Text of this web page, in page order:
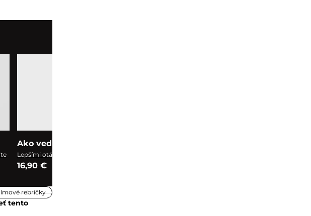
Ako vedieť všetko
Lepšími otázkami k lepším odpovediam
16,90 €
rebríčky
tento